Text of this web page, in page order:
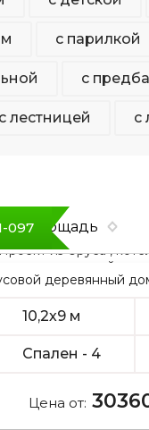
с парилкой
с
с лестницей с
Площадь
из бруса ,
одноэтажный ,
097
деревянный
10,2х9 м
Спален - 4
Цена от: